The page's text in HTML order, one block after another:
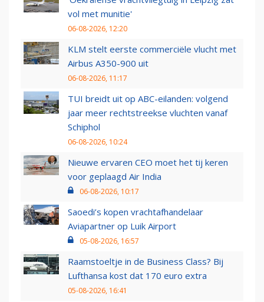
vol met munitie'
06-08-2026, 12:20
KLM stelt eerste commerciële vlucht met
Airbus A350-900 uit
06-08-2026, 11:17
TUI breidt uit op ABC-eilanden: volgend
jaar meer rechtstreekse vluchten vanaf
Schiphol
06-08-2026, 10:24
Nieuwe ervaren CEO moet het tij keren
voor geplaagd Air India
06-08-2026, 10:17
Saoedi’s kopen vrachtafhandelaar
Aviapartner op Luik Airport
05-08-2026, 16:57
Raamstoeltje in de Business Class? Bij
Lufthansa kost dat 170 euro extra
05-08-2026, 16:41